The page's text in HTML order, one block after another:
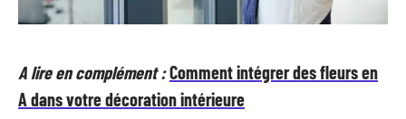
A lire en complément :Comment intégrer des fleurs en
A dans votre décoration intérieure